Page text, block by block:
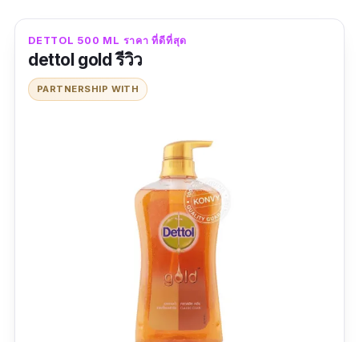
DETTOL 500 ML ราคา ที่ดีที่สุด
dettol gold รีวิว
PARTNERSHIP WITH